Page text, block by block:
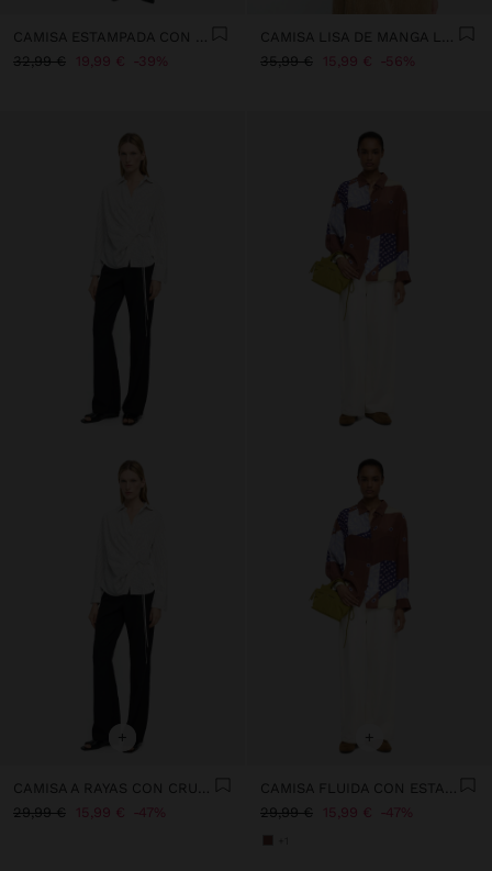
32,99 €
19,99 € 39%
35,99 €
15,99 € 56%
+
CAMISA A RAYAS CON CRUZADO Y DRAPEADO
29,99 €
15,99 € 47%
+
CAMISA FLUIDA CON ESTAMPADO
29,99 €
15,99 € 47%